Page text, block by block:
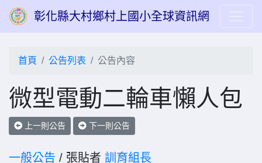
彰化縣大村鄉村上國小全球資訊網
首頁 公告列表 公告內容
微型電動二輪車懶人包
上一則公告 下一則公告
一般公告 / 張貼者 訓育組長